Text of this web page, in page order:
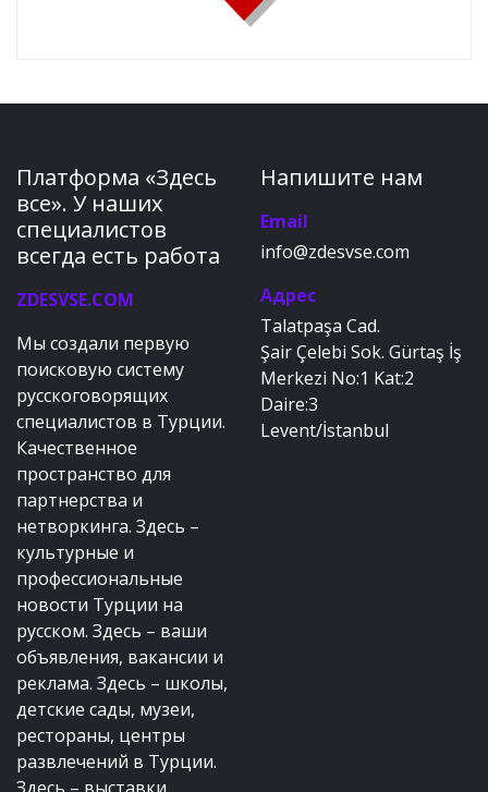
Платформа «Здесь
все». У наших
специалистов
всегда есть работа
ZDESVSE.COM
Мы создали первую
поисковую систему
русскоговорящих
специалистов в Турции.
Качественное
пространство для
партнерства и
нетворкинга. Здесь –
культурные и
профессиональные
новости Турции на
русском. Здесь – ваши
объявления, вакансии и
реклама. Здесь – школы,
детские сады, музеи,
рестораны, центры
развлечений в Турции.
Напишите нам
Email
info@zdesvse.com
Адрес
Talatpaşa Cad.
Şair Çelebi Sok. Gürtaş İş
Merkezi No:1 Kat:2
Daire:3
Levent/İstanbul